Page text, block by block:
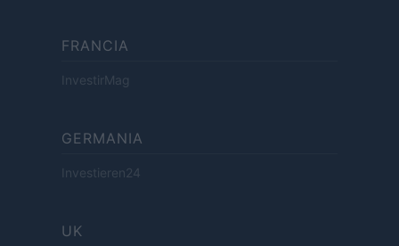
FRANCIA
InvestirMag
GERMANIA
Investieren24
UK